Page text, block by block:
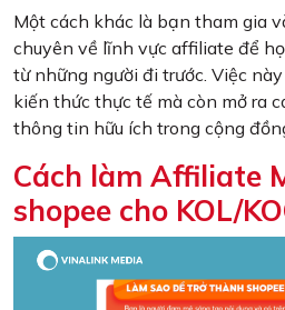
Một cách khác là bạn tham gia
chuyên về lĩnh vực affiliate để
từ những người đi trước. Việc
kiến thức thực tế mà còn mở ra
thông tin hữu ích trong cộng
Cách làm Affiliate
shopee cho KOL/